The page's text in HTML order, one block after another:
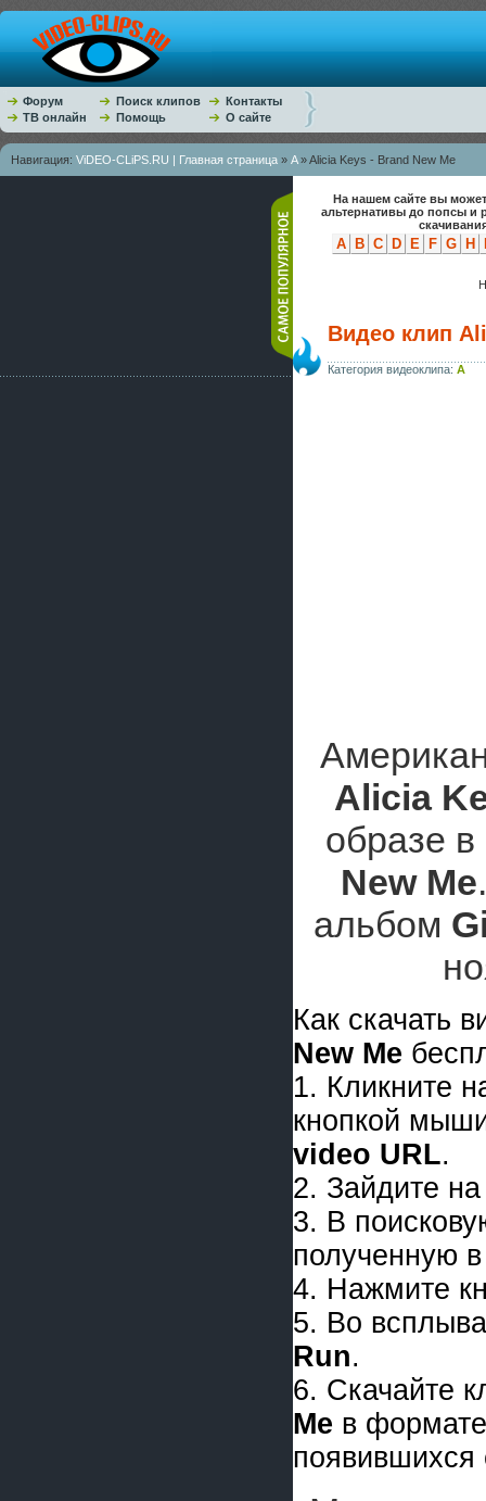
Форум Поиск клипов
Контакты
ТВ онлайн
Помощь О сайте
Навигация: ViDEO-CLiPS.RU | Главная страница » A» Alicia Keys - Brand New Me
На нашем сайте вы
альтернативы до попсы и
A B C D E F G H
Видео клип
Категория видеоклипа: A
Alicia
образе
New Me
альбом
Как скачать
New Me
1. Кликните
кнопкой
video URL.
2. Зайдите
3. В
полученную
4. Нажмите
5. Во
Run.
6. Скачайте
Me в
появившихся